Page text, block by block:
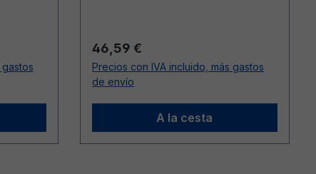
Precio normal:
46,59 €
Precios con IVA incluido, más gastos
de envío
A la cesta